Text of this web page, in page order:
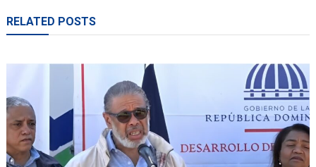
RELATED POSTS